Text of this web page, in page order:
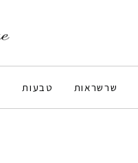
שרשראות טבעות